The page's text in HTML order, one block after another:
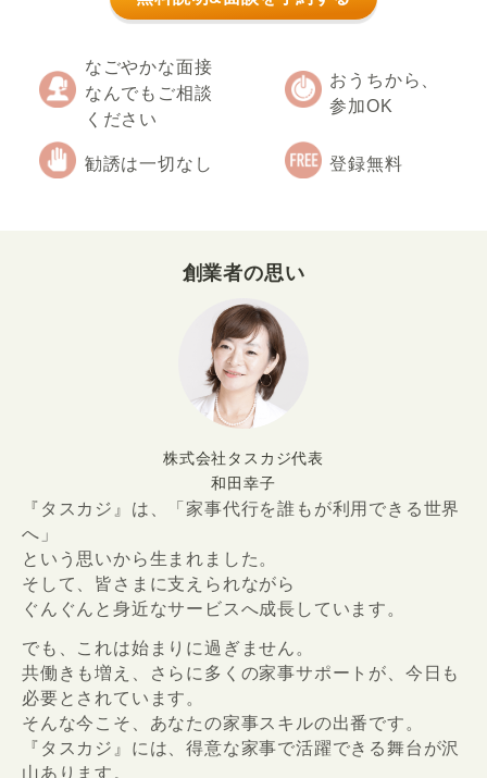
なごやかな面接
なんでもご相談
ください
おうちから、
参加OK
勧誘は一切なし 登録無料
創業者の思い
株式会社タスカジ代表
和田幸子
『タスカジ』は、「家事代行を誰もが利用できる世界
へ」
という思いから生まれました。
そして、皆さまに支えられながら
ぐんぐんと身近なサービスへ成長しています。
でも、これは始まりに過ぎません。
共働きも増え、さらに多くの家事サポートが、今日も
必要とされています。
そんな今こそ、あなたの家事スキルの出番です。
『タスカジ』には、得意な家事で活躍できる舞台が沢
山あります。